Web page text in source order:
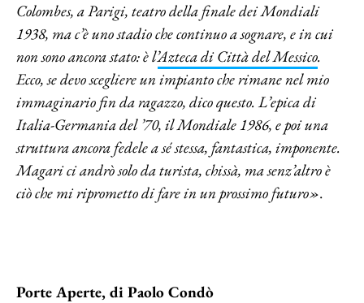
Colombes, a Parigi, teatro della finale dei Mondiali
1938, ma c’è uno stadio che continuo a sognare, e in cui
non sono ancora stato: è l’Azteca di Città del Messico.
Ecco, se devo scegliere un impianto che rimane nel mio
immaginario fin da ragazzo, dico questo. L’epica di
Italia-Germania del ’70, il Mondiale 1986, e poi una
struttura ancora fedele a sé stessa, fantastica, imponente.
Magari ci andrò solo da turista, chissà, ma senz’altro è
ciò che mi riprometto di fare in un prossimo futuro».
Porte Aperte, di Paolo Condò